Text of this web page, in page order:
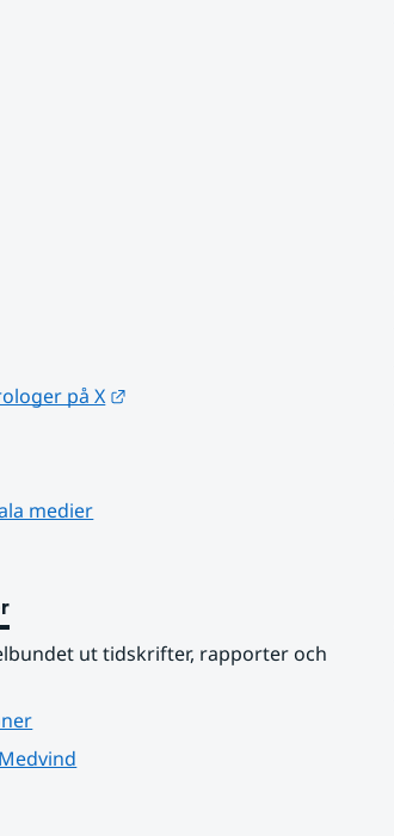
på X
medier
ut tidskrifter, rapporter och